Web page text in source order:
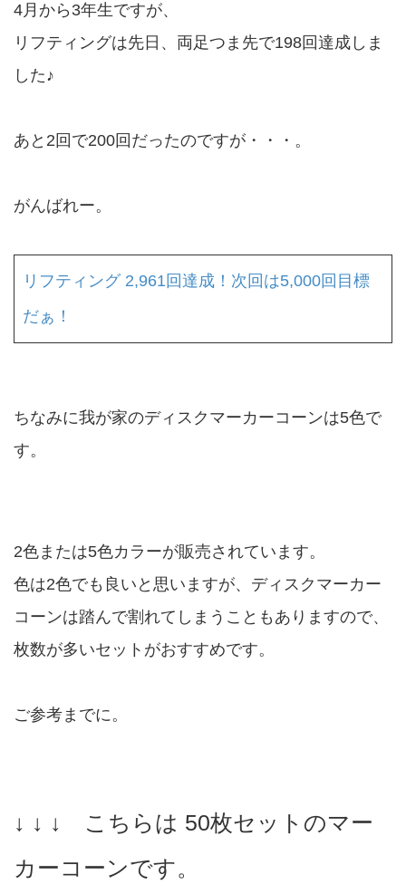
4月から3年生ですが、
リフティングは先日、両足つま先で198回達成しま
した♪
あと2回で200回だったのですが・・・。
がんばれー。
リフティング 2,961回達成！次回は5,000回目標
だぁ！
ちなみに我が家のディスクマーカーコーンは5色で
す。
2色または5色カラーが販売されています。
色は2色でも良いと思いますが、ディスクマーカー
コーンは踏んで割れてしまうこともありますので、
枚数が多いセットがおすすめです。
ご参考までに。
↓ ↓ ↓ こちらは 50枚セットのマー
カーコーンです。